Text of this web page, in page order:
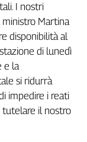
I nostri
Martina
disponibilità al
di lunedì
e la
si ridurrà
impedire i reati
tutelare il nostro